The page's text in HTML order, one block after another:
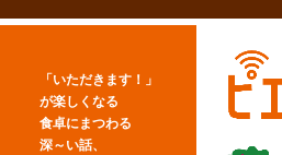
「いただきます！」
が楽しくなる
食卓にまつわる
深～い話、